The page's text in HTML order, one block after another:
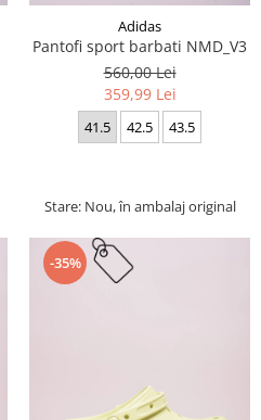
Adidas
Pantofi sport barbati NMD_V3
560,00 Lei
359,99 Lei
41.5 42.5 43.5
Stare: Nou, în ambalaj original
-35%